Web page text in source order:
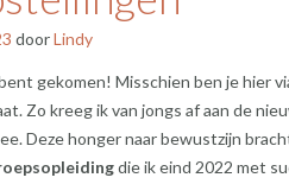
doorLindy
gekomen! Misschien ben je hier
Zo kreeg ik van jongs af aan de
Deze honger naar bewustzijn
die ik eind 2022 met